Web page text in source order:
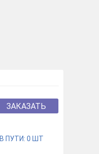
ЗАКАЗАТЬ
В ПУТИ:0 ШТ